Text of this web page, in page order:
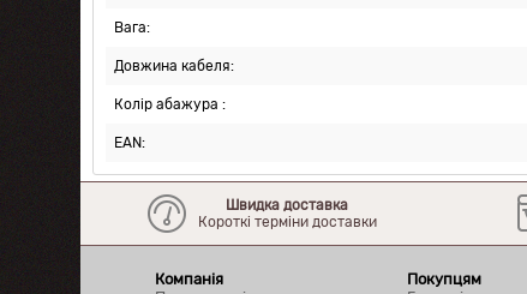
Вага:
Довжина кабеля:
Колір абажура :
EAN:
Швидка доставка
Короткі терміни доставки
Компанія
Покупцям